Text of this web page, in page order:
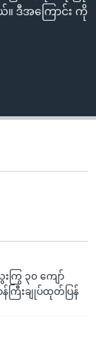
။ ဒီအကြောင်း ကို
ကြွ ၃၀ ကျော်
ကြီးချုပ်ထုတ်ပြန်